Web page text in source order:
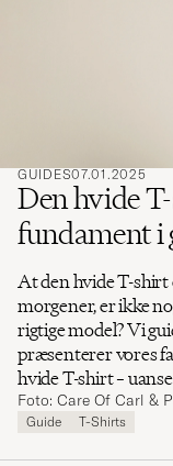
GUIDES07.01.2025
Den hvide
fundament i
At den hvide T-shirt
morgener, er ikke
rigtige model? Vi
præsenterer vores
hvide T-shirt –
Foto: Care Of Carl &
Guide T-Shirts